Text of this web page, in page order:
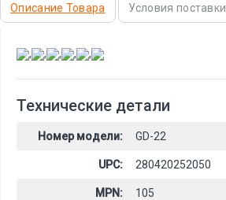
Описание Товара Условия поставки
, , , , ,
Технические детали
Номер модели: GD-22
UPC: 280420252050
MPN: 105